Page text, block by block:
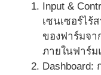
Input &
เซนเซอร์ไร้
ของฟาร์มจา
ภายในฟาร์